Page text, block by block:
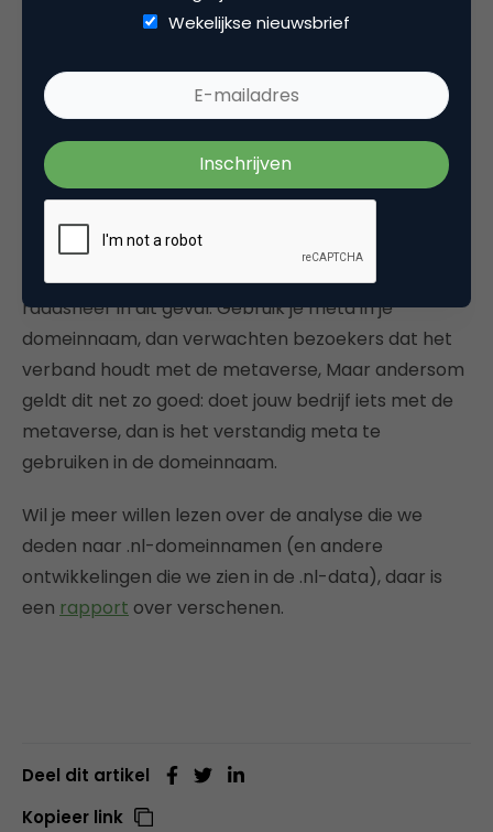
bezoekers. Een analyse van de inhoud van .nl-
websites die we uitvoerden met betrekking tot het
woord ‘corona’ onderschrijft dit. Waar in 2018 dit
woord vooral in de context van ‘desperados’, ‘birra’
2021 radicaal is veranderd naar een context van
woorden als ‘covid’, ‘coronavirus’ en
‘coronamaatregelen’.
Content is wellicht king, context is een goede
raadsheer in dit geval. Gebruik je meta in je
domeinnaam, dan verwachten bezoekers dat het
verband houdt met de metaverse, Maar andersom
geldt dit net zo goed: doet jouw bedrijf iets met de
metaverse, dan is het verstandig meta te
gebruiken in de domeinnaam.
Wil je meer willen lezen over de analyse die we
deden naar .nl-domeinnamen (en andere
ontwikkelingen die we zien in de .nl-data), daar is
een rapport over verschenen.
Deel dit artikel
Kopieer link
Wekelijkse nieuwsbrief